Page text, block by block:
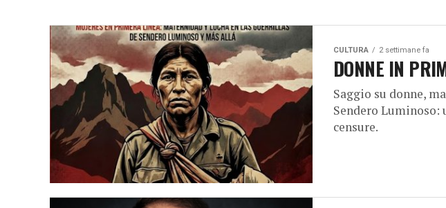
volto umano e la guerra.
CULTURA 2 settimane fa
DONNE IN
Saggio su donne,
Sendero Luminoso:
censure.